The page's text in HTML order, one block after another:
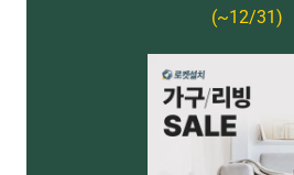
(~12/31)